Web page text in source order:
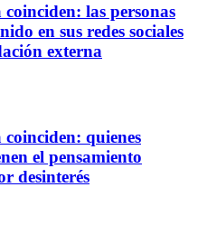
las personas
en sus redes sociales
externa
coinciden: quienes
el pensamiento
desinterés